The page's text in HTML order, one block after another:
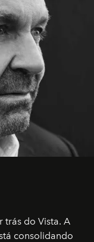
trás do Vista. A
consolidando